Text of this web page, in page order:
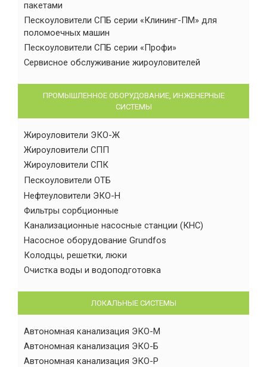
пакетами
Пескоуловители СПБ серии «Клининг-ПМ» для
поломоечных машин
Пескоуловители СПБ серии «Профи»
Сервисное обслуживание жироуловителей
ПРОМЫШЛЕННОЕ ОБОРУДОВАНИЕ, ИНЖЕНЕРНЫЕ
СИСТЕМЫ
Жироуловители ЭКО-Ж
Жироуловители СПП
Жироуловители СПК
Пескоуловители ОТБ
Нефтеуловители ЭКО-Н
Фильтры сорбционные
Канализационные насосные станции (КНС)
Насосное оборудование Grundfos
Колодцы, решетки, люки
Очистка воды и водоподготовка
ЛОКАЛЬНЫЕ СИСТЕМЫ
Автономная канализация ЭКО-М
Автономная канализация ЭКО-Б
Автономная канализация ЭКО-Р